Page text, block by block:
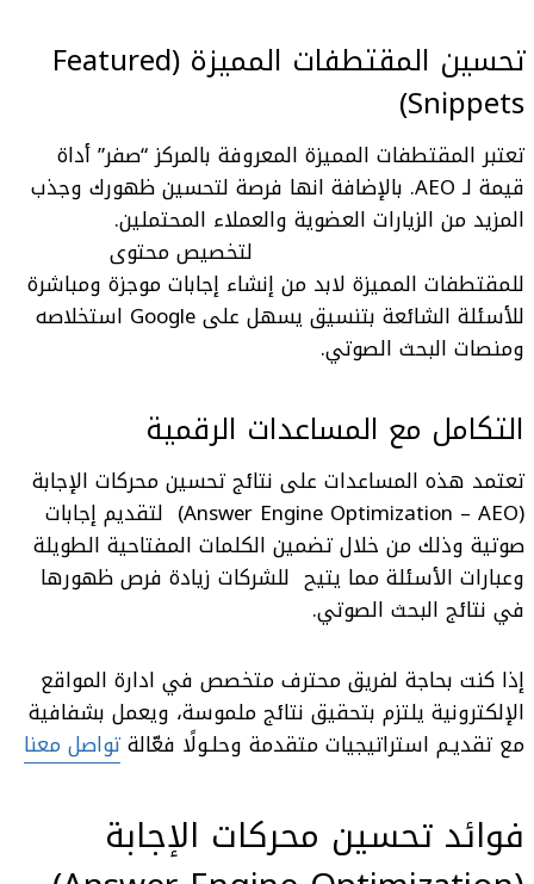
تحسين المقتطفات المميزة (Featured
Snippets)
تعتبر المقتطفات المميزة المعروفة بالمركز “صفر” أداة
قيمة لـ AEO. بالإضافة انها فرصة لتحسين ظهورك وجذب
المزيد من الزيارات العضوية والعملاء المحتملين.
لتخصيص محتوى
للمقتطفات المميزة لابد من إنشاء إجابات موجزة ومباشرة
للأسئلة الشائعة بتنسيق يسهل على Google استخلاصه
ومنصات البحث الصوتي.
التكامل مع المساعدات الرقمية
تعتمد هذه المساعدات على نتائجتحسين محركات الإجابة
(Answer Engine Optimization – AEO)
لتقديم إجابات
صوتية وذلك من خلال تضمين الكلمات المفتاحية الطويلة
وعبارات الأسئلة مما يتيح للشركات زيادة فرص ظهورها
في نتائج البحث الصوتي.
إذا كنت بحاجة لفريق محترف متخصص في ادارة المواقع
الإلكترونية يلتزم بتحقيق نتائج ملموسة، ويعمل بشفافية
مع تقديـم استراتيجيات متقدمة وحلـولًا فعّالةتواصل معنا
فوائد تحسين محركات الإجابة